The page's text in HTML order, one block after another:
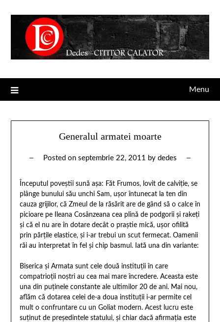
Menu
Generalul armatei moarte
Posted on septembrie 22, 2011 by dedes
Începutul poveştii sună aşa: Făt Frumos, lovit de calviţie, se
plânge bunului său unchi Sam, uşor întunecat la ten din
cauza grijilor, că Zmeul de la răsărit are de gând să o calce în
picioare pe Ileana Cosânzeana cea plină de podgorii şi rakeţi
şi că el nu are în dotare decât o praştie mică, uşor ofilită
prin părţile elastice, şi i-ar trebui un scut fermecat. Oamenii
răi au interpretat în fel şi chip basmul. Iată una din variante:
Biserica şi Armata sunt cele două instituţii în care
compatrioţii noştri au cea mai mare încredere. Aceasta este
una din puţinele constante ale ultimilor 20 de ani. Mai nou,
aflăm că dotarea celei de-a doua instituţii i-ar permite cel
mult o confruntare cu un Goliat modern. Acest lucru este
suţinut de preşedintele statului, şi chiar dacă afirmaţia este